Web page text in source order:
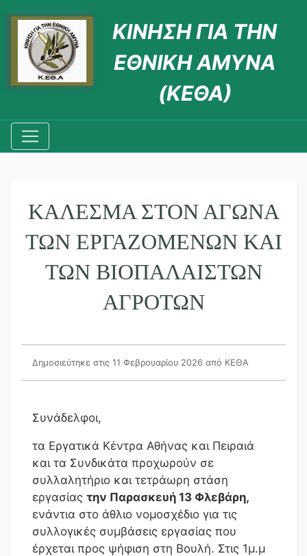
ΚΙΝΗΣΗ ΓΙΑ ΤΗΝ
ΕΘΝΙΚΗ ΑΜΥΝΑ
(ΚΕΘΑ)
ΚΑΛΕΣΜΑ ΣΤΟΝ ΑΓΩΝΑ
ΤΩΝ ΕΡΓΑΖΟΜΕΝΩΝ ΚΑΙ
ΤΩΝ ΒΙΟΠΑΛΑΙΣΤΩΝ
ΑΓΡΟΤΩΝ
Δημοσιεύτηκε στις 11 Φεβρουαρίου 2026 από ΚΕΘΑ
Συνάδελφοι,
τα Εργατικά Κέντρα Αθήνας και Πειραιά
και τα Συνδικάτα προχωρούν σε
συλλαλητήριο και τετράωρη στάση
εργασίας την Παρασκευή 13 Φλεβάρη,
ενάντια στο άθλιο νομοσχέδιο για τις
συλλογικές συμβάσεις εργασίας που
έρχεται προς ψήφιση στη Βουλή. Στις 1μ.μ